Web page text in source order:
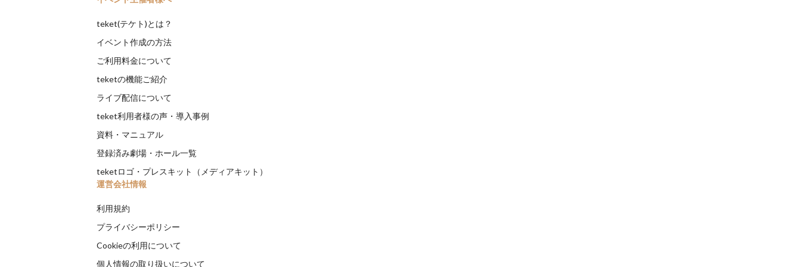
teket(テケト)とは？
イベント作成の方法
ご利用料金について
teketの機能ご紹介
ライブ配信について
teket利用者様の声・導入事例
資料・マニュアル
登録済み劇場・ホール一覧
teketロゴ・プレスキット（メディアキット）
運営会社情報
利用規約
プライバシーポリシー
Cookieの利用について
個人情報の取り扱いについて